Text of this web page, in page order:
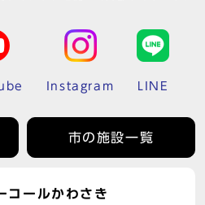
Instagram LINE
市の施設一覧
コールかわさき